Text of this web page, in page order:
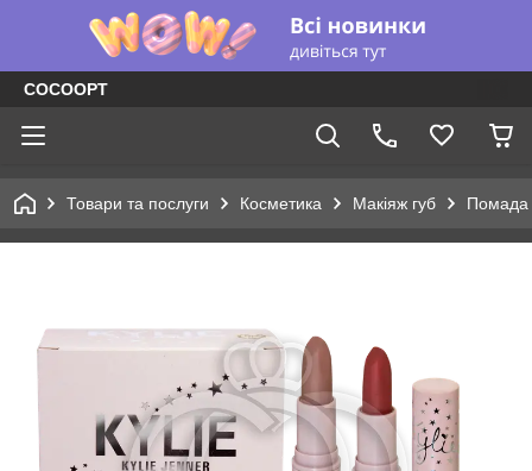
COCOOPT
Товари та послуги Косметика Макіяж губ Помада